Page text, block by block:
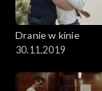
Dranie w kinie
30.11.2019